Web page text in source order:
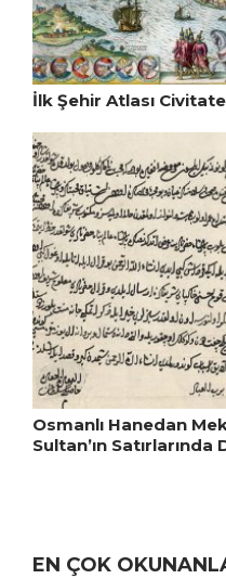
İlk Şehir Atlası
Osmanlı Hanedan
Sultan’ın
EN ÇOK